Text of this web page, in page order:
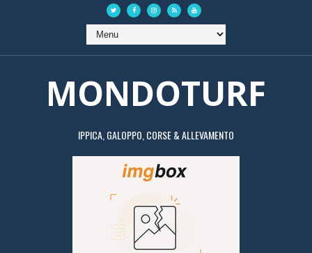
MONDOTURF
IPPICA, GALOPPO, CORSE & ALLEVAMENTO